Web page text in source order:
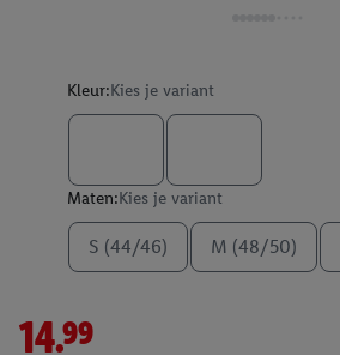
Kleur:Kies je variant
Maten:Kies je variant
S (44/46) M (48/50)
14.99